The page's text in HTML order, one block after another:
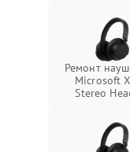
Ремонт
Microsoft
Stereo